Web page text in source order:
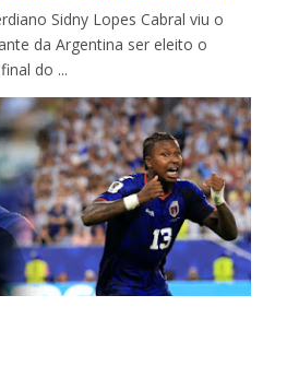
Sidny Lopes Cabral viu o
da Argentina ser eleito o
do ...